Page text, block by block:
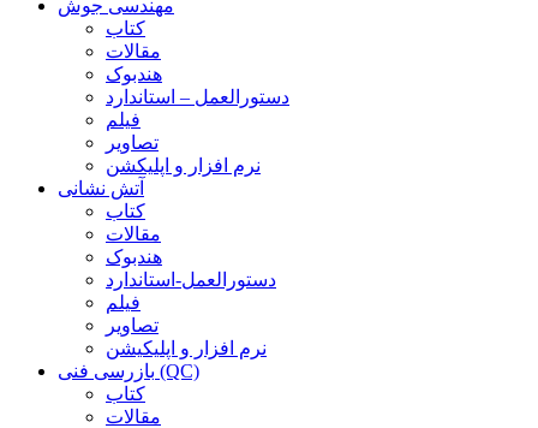
مهندسی جوش
کتاب
مقالات
هندبوک
دستورالعمل – استاندارد
فیلم
تصاویر
نرم افزار و اپلیکشن
آتش نشانی
کتاب
مقالات
هندبوک
دستورالعمل-استاندارد
فیلم
تصاویر
نرم افزار و اپلیکیشن
بازرسی فنی (QC)
کتاب
مقالات